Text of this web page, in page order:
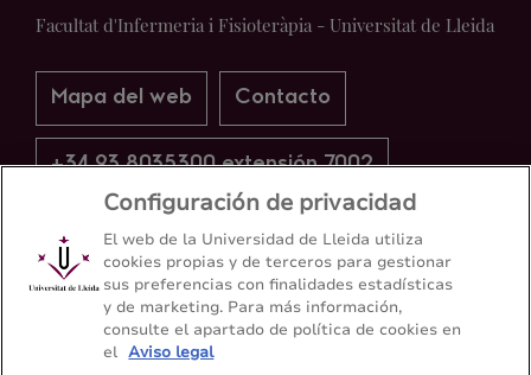
Facultat d'Infermeria i Fisioteràpia - Universitat de Lleida
Mapa del web Contacto
+34 93 8035300 extensión 7002
Configuración de privacidad
El web de la Universidad de Lleida utiliza
cookies propias y de terceros para gestionar
sus preferencias con finalidades estadísticas
y de marketing. Para más información,
consulte el apartado de política de cookies en
el Aviso legal